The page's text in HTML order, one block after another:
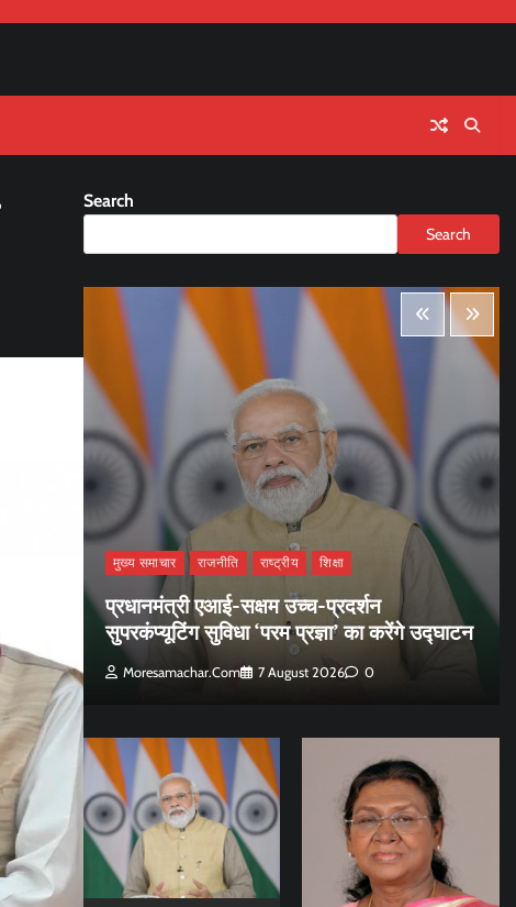
Search
Search
मुख्य समाचार राजनीति राष्ट्रीय शिक्षा
प्रधानमंत्री एआई-सक्षम उच्च-प्रदर्शन
सुपरकंप्यूटिंग सुविधा ‘परम प्रज्ञा’ का करेंगे उद्घाटन
Moresamachar.com 7 August 2026 0